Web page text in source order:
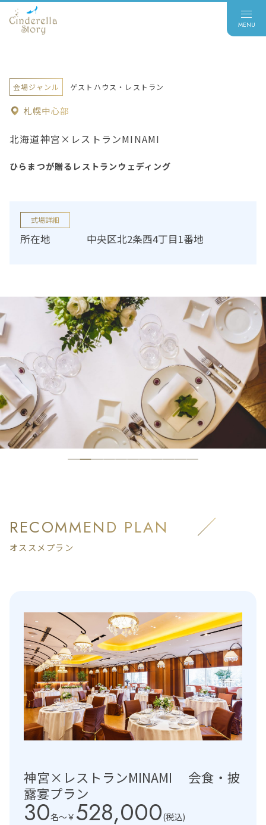
会場ジャンル ゲストハウス・レストラン
札幌中心部
北海道神宮×レストランMINAMI
ひらまつが贈るレストランウェディング
式場詳細
所在地 中央区北2条西4丁目1番地
RECOMMEND PLAN
オススメプラン
神宮×レストランMINAMI 会食・披
露宴プラン
30名〜￥ 528,000(税込)